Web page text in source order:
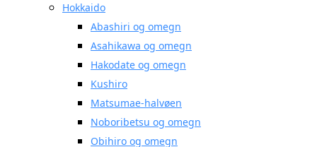
Hokkaido
Abashiri og omegn
Asahikawa og omegn
Hakodate og omegn
Kushiro
Matsumae-halvøen
Noboribetsu og omegn
Obihiro og omegn